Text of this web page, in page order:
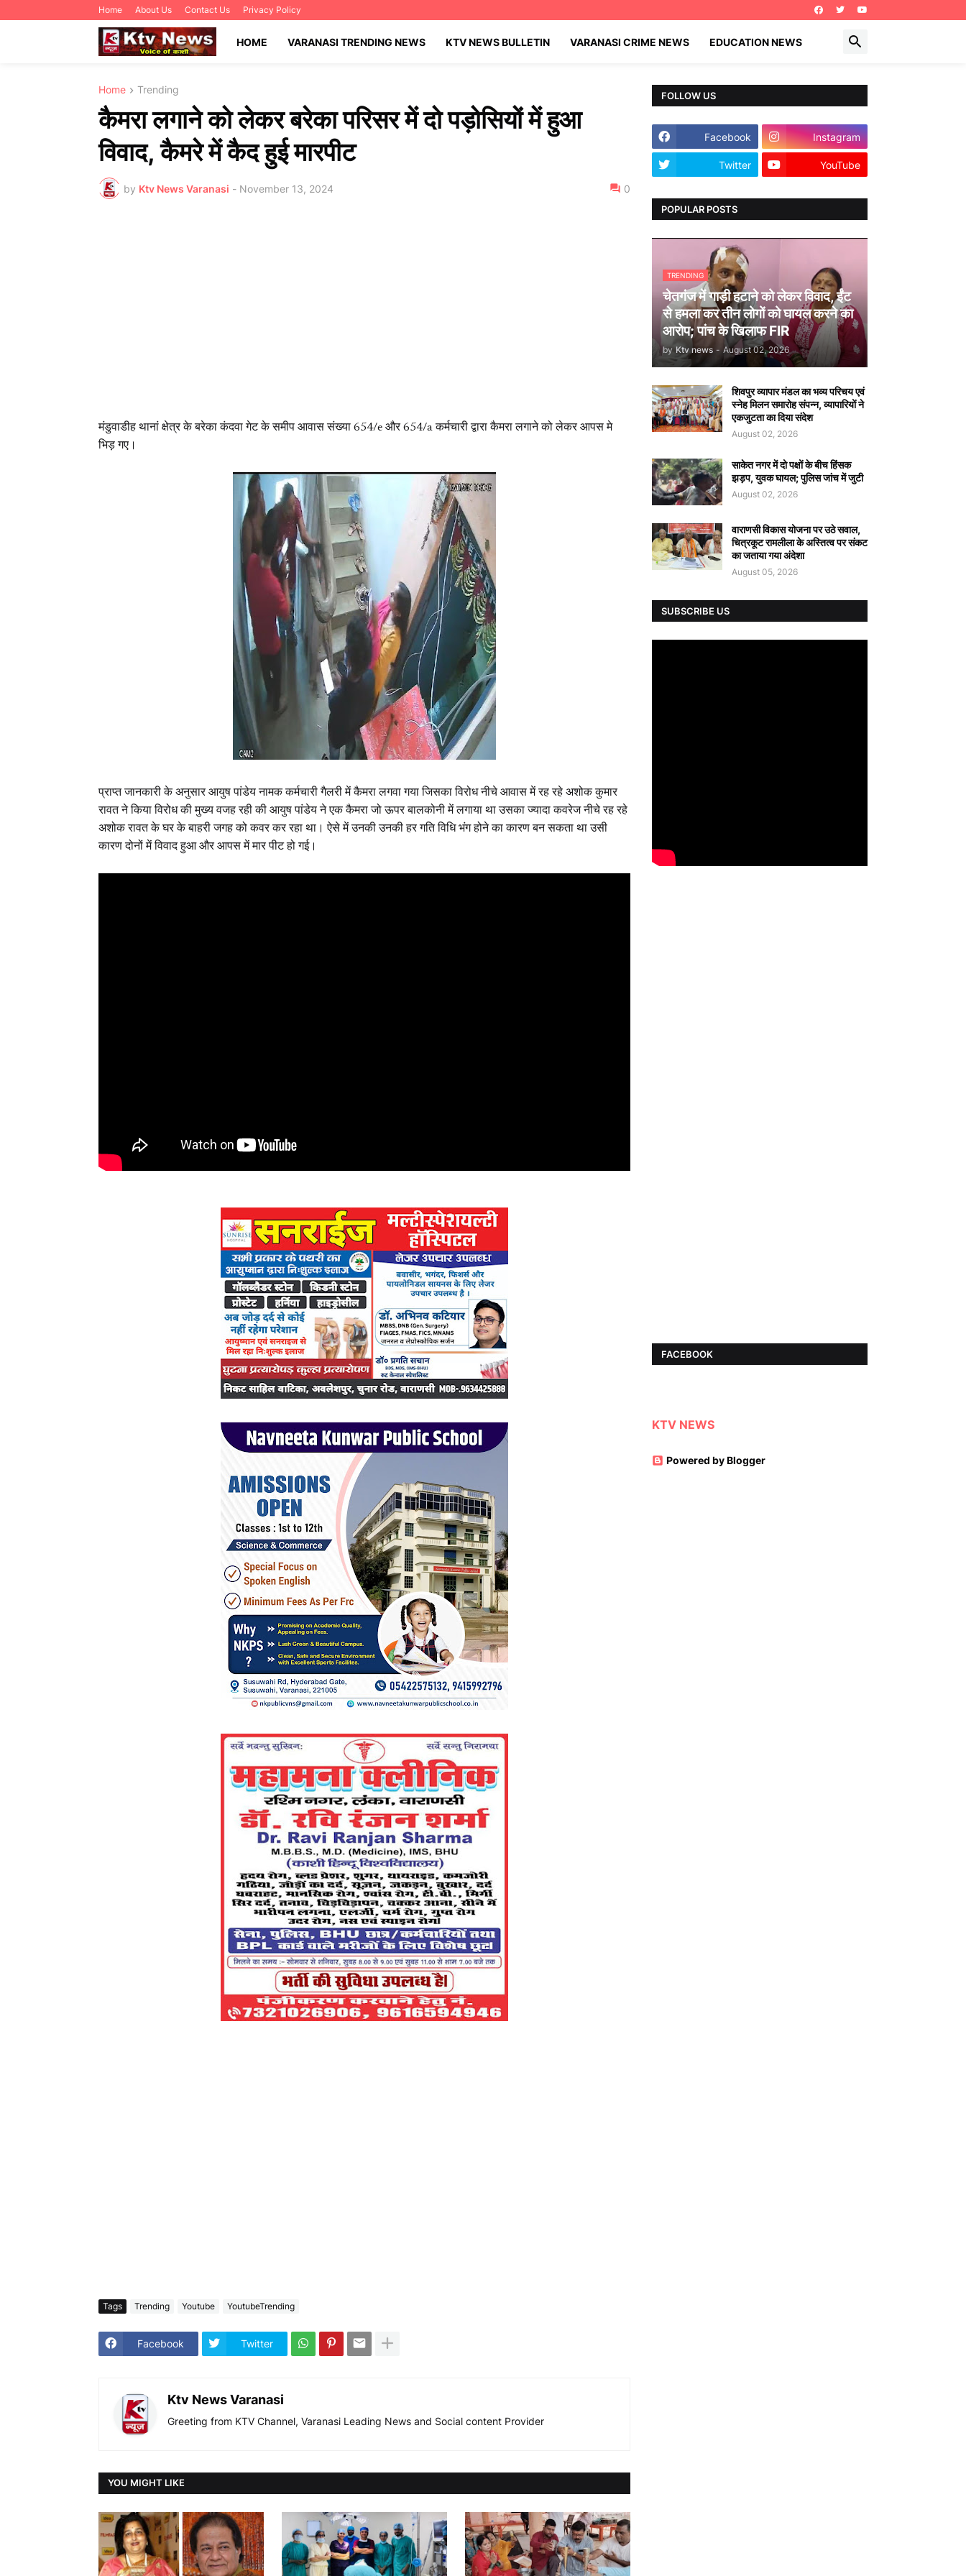
Home About Us Contact Us Privacy Policy
HOME VARANASI TRENDING NEWS KTV NEWS BULLETIN VARANASI CRIME NEWS EDUCATION NEWS
Home Trending
कैमरा लगाने को लेकर बरेका परिसर में दो पड़ोसियों में हुआ
विवाद, कैमरे में कैद हुई मारपीट
by Ktv News Varanasi - November 13, 2024 0
मंडुवाडीह थानां क्षेत्र के बरेका कंदवा गेट के समीप आवास संख्या 654/e और 654/a कर्मचारी द्वारा कैमरा लगाने को लेकर आपस मे
भिड़ गए।
प्राप्त जानकारी के अनुसार आयुष पांडेय नामक कर्मचारी गैलरी में कैमरा लगवा गया जिसका विरोध नीचे आवास में रह रहे अशोक कुमार
रावत ने किया विरोध की मुख्य वजह रही की आयुष पांडेय ने एक कैमरा जो ऊपर बालकोनी में लगाया था उसका ज्यादा कवरेज नीचे रह रहे
अशोक रावत के घर के बाहरी जगह को कवर कर रहा था। ऐसे में उनकी उनकी हर गति विधि भंग होने का कारण बन सकता था उसी
कारण दोनों में विवाद हुआ और आपस में मार पीट हो गई।
Tags Trending Youtube YoutubeTrending
Facebook Twitter
Ktv News Varanasi
Greeting from KTV Channel, Varanasi Leading News and Social content Provider
YOU MIGHT LIKE
FOLLOW US
Facebook Instagram
Twitter YouTube
POPULAR POSTS
TRENDING
चेतगंज में गाड़ी हटाने को लेकर विवाद, ईंट
से हमला कर तीन लोगों को घायल करने का
आरोप; पांच के खिलाफ FIR
by Ktv news - August 02, 2026
शिवपुर व्यापार मंडल का भव्य परिचय एवं
स्नेह मिलन समारोह संपन्न, व्यापारियों ने
एकजुटता का दिया संदेश
August 02, 2026
साकेत नगर में दो पक्षों के बीच हिंसक
झड़प, युवक घायल; पुलिस जांच में जुटी
August 02, 2026
वाराणसी विकास योजना पर उठे सवाल,
चित्रकूट रामलीला के अस्तित्व पर संकट
का जताया गया अंदेशा
August 05, 2026
SUBSCRIBE US
FACEBOOK
KTV NEWS
Powered by Blogger